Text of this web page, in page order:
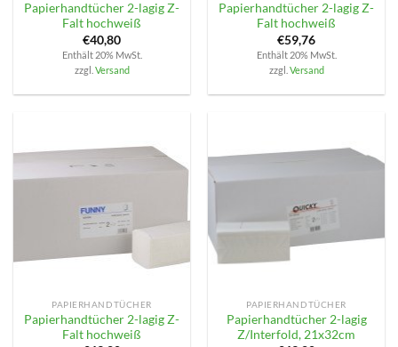
Papierhandtücher 2-lagig Z-
Falt hochweiß
€40,80
Enthält 20% MwSt.
zzgl. Versand
Papierhandtücher 2-lagig Z-
Falt hochweiß
€59,76
Enthält 20% MwSt.
zzgl. Versand
PAPIERHANDTÜCHER
Papierhandtücher 2-lagig Z-
Falt hochweiß
PAPIERHANDTÜCHER
Papierhandtücher 2-lagig
Z/Interfold, 21x32cm